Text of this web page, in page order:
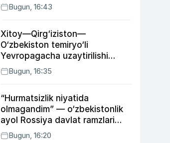
Bugun, 16:43
Xitoy—Qirg‘iziston—
O‘zbekiston temiryo‘li
Yevropagacha uzaytirilishi
mumkin
Bugun, 16:35
“Hurmatsizlik niyatida
olmagandim” — o‘zbekistonlik
ayol Rossiya davlat ramzlari
tushirilgan poyandoz haqida
Bugun, 16:20